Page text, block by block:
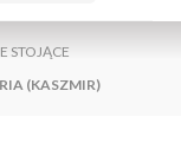
STOJĄCE
(KASZMIR)